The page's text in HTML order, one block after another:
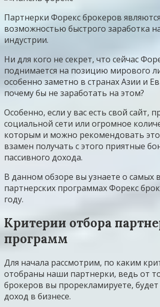
Партнерки Форекс брокеров
возможностью быстрого заработка
индустрии.
Ни для кого не секрет, что сейчас
поднимается на позицию мирового
особенно заметно в странах Азии и
почему бы не заработать на этом?
Особенно, если у вас есть свой сайт,
социальной сети или огромное
которым и можно рекомендовать
взамен получать с этого приятные
пассивного дохода.
В данном обзоре вы узнаете о самых
партнерских программах Форекс
году.
Критерии отбора
программ
Для начала рассмотрим, по каким
отобраны наши партнерки, ведь от
брокеров вы прорекламируете,
доход в бизнесе.